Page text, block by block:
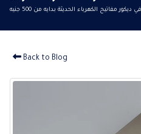
Back to Blog